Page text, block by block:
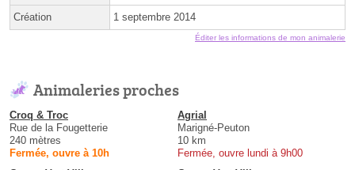
Création 1 septembre 2014
Éditer les informations de mon animalerie
Animaleries proches
Croq & Troc
Rue de la Fougetterie
240 mètres
Fermée, ouvre à 10h
Agrial
Marigné-Peuton
10 km
Fermée, ouvre lundi à 9h00